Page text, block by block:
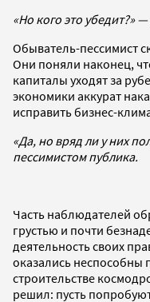
«Но кого это убедит?»
Обыватель-пессимист
Они поняли наконец,
капиталы уходят за
экономики аккурат
исправить бизнес-
«Да, но вряд ли у них
пессимистом публика.
Часть наблюдателей
грустью и почти
деятельность своих
оказались неспособны
строительстве
решил: пусть